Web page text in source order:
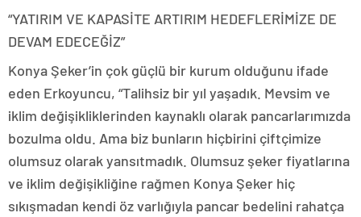
“YATIRIM VE KAPASİTE ARTIRIM HEDEFLERİMİZE DE
DEVAM EDECEĞİZ”
Konya Şeker’in çok güçlü bir kurum olduğunu ifade
eden Erkoyuncu, “Talihsiz bir yıl yaşadık. Mevsim ve
iklim değişikliklerinden kaynaklı olarak pancarlarımızda
bozulma oldu. Ama biz bunların hiçbirini çiftçimize
olumsuz olarak yansıtmadık. Olumsuz şeker fiyatlarına
ve iklim değişikliğine rağmen Konya Şeker hiç
sıkışmadan kendi öz varlığıyla pancar bedelini rahatça